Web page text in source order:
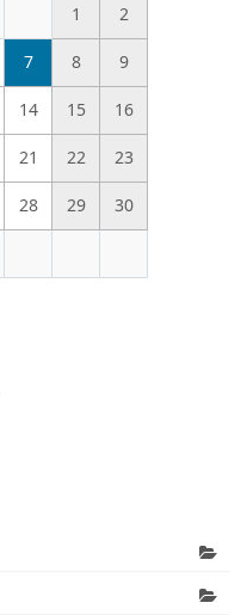
1
2
7 8 9
14 15 16
21 22 23
28 29 30